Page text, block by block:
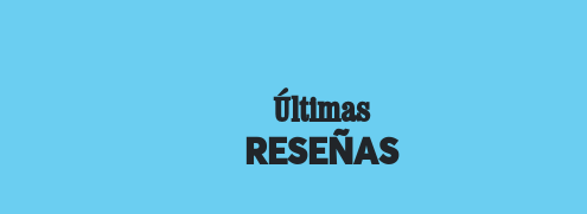
Últimas
RESEÑAS